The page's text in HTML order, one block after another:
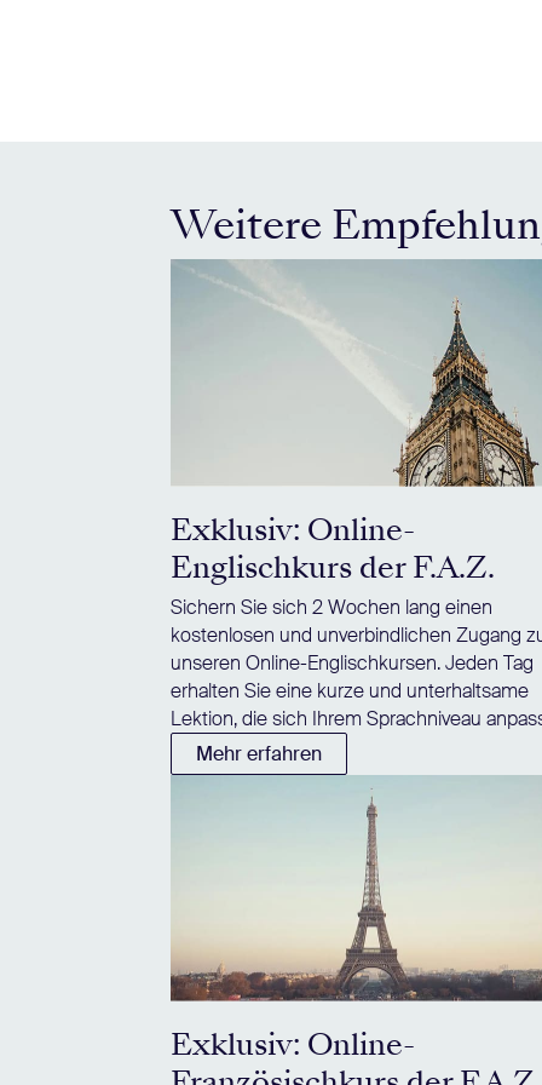
Weitere
Exklusiv: Online-
Englischkurs der F.A.Z.
Sichern Sie sich 2 Wochen lang einen
kostenlosen und unverbindlichen Zugang
unseren Online-Englischkursen. Jeden Tag
erhalten Sie eine kurze und unterhaltsame
Lektion, die sich Ihrem Sprachniveau
Mehr erfahren
Exklusiv: Online-